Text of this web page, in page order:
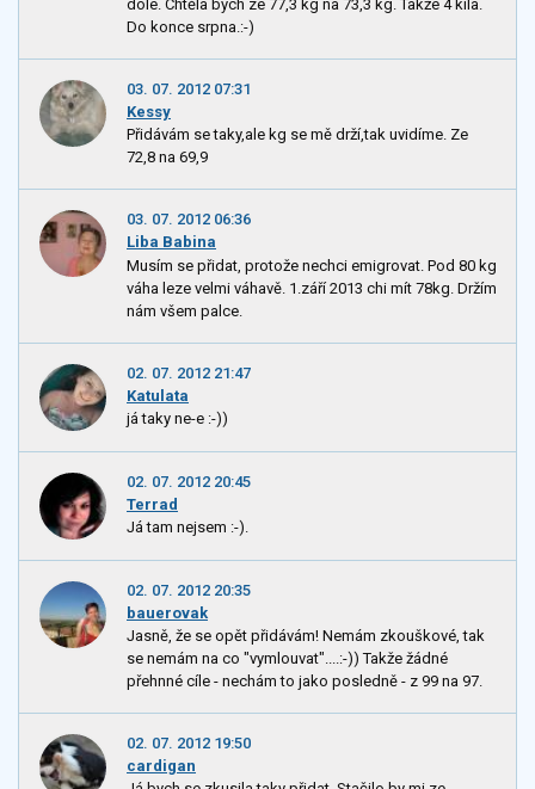
dole. Chtěla bych ze 77,3 kg na 73,3 kg. Takže 4 kila.
Do konce srpna.:-)
03. 07. 2012 07:31
Kessy
Přidávám se taky,ale kg se mě drží,tak uvidíme. Ze
72,8 na 69,9
03. 07. 2012 06:36
Liba Babina
Musím se přidat, protože nechci emigrovat. Pod 80 kg
váha leze velmi váhavě. 1.září 2013 chi mít 78kg. Držím
nám všem palce.
02. 07. 2012 21:47
Katulata
já taky ne-e :-))
02. 07. 2012 20:45
Terrad
Já tam nejsem :-).
02. 07. 2012 20:35
bauerovak
Jasně, že se opět přidávám! Nemám zkouškové, tak
se nemám na co "vymlouvat"....:-)) Takže žádné
přehnné cíle - nechám to jako posledně - z 99 na 97.
02. 07. 2012 19:50
cardigan